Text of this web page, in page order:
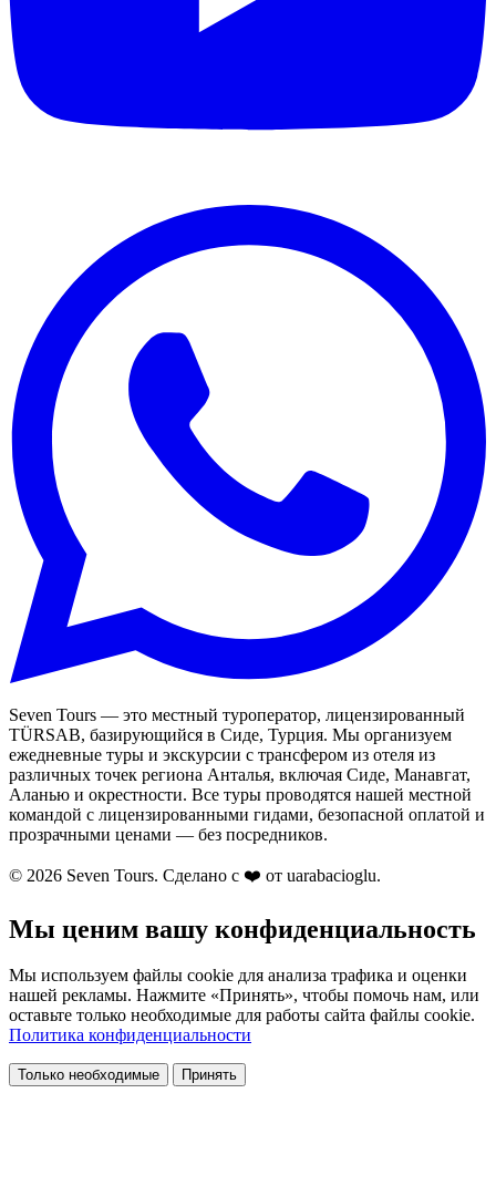
Seven Tours — это местный туроператор, лицензированный
TÜRSAB, базирующийся в Сиде, Турция. Мы организуем
ежедневные туры и экскурсии с трансфером из отеля из
различных точек региона Анталья, включая Сиде, Манавгат,
Аланью и окрестности. Все туры проводятся нашей местной
командой с лицензированными гидами, безопасной оплатой и
прозрачными ценами — без посредников.
© 2026 Seven Tours. Сделано с ❤️ от uarabacioglu.
Мы ценим вашу конфиденциальность
Мы используем файлы cookie для анализа трафика и оценки
нашей рекламы. Нажмите «Принять», чтобы помочь нам, или
оставьте только необходимые для работы сайта файлы cookie.
Политика конфиденциальности
Только необходимые Принять